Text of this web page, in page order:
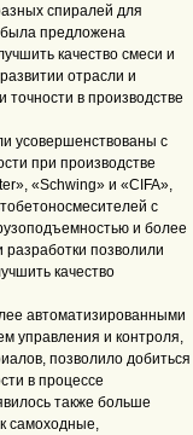
спиралей для
предложена
качество смеси и
отрасли и
в производстве
усовершенствованы с
при производстве
«Schwing» и «CIFA»,
с
и более
позволили
качество
автоматизированными
управления и контроля,
позволило добиться
в процессе
также больше
самоходные,